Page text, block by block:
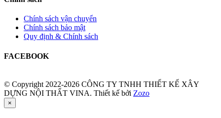
Chính sách vận chuyển
Chính sách bảo mật
Quy định & Chính sách
FACEBOOK
© Copyright 2022-2026 CÔNG TY TNHH THIẾT KẾ XÂY
DỰNG NỘI THẤT VINA. Thiết kế bởi Zozo
×